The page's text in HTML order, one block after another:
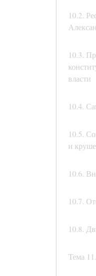
10.2.
10.3.
власти
10.4.
10.5.
и
10.6.
10.7.
10.8.
Тема